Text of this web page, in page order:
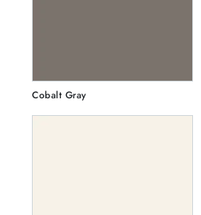
Cobalt Gray